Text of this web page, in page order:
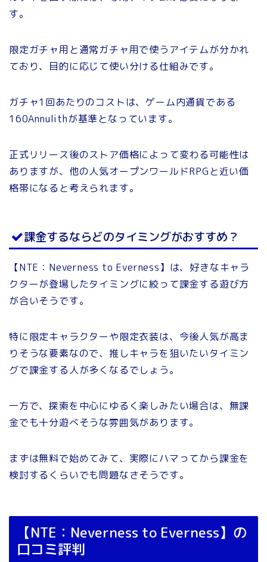
す。
限定ガチャ用と通常ガチャ用で使うアイテムが分かれ
ており、目的に応じて使い分ける仕組みです。
ガチャ1回あたりのコストは、ゲーム内通貨である
160Annulithが基準となっています。
正式リリース後のストア価格によって変わる可能性は
ありますが、他の人気オープンワールドRPGと近い価
格帯になると考えられます。
課金するならどのタイミングがおすすめ？
【NTE：Neverness to Everness】は、好きなキャラ
クターが登場したタイミングに絞って課金する遊び方
が合いそうです。
特に限定キャラクターや限定衣装は、今後人気が高ま
りそうな要素なので、推しキャラを狙いたいタイミン
グで課金する人が多くなるでしょう。
一方で、探索を中心にゆるく楽しみたい場合は、無課
金でも十分遊べそうな雰囲気があります。
まずは無料で始めてみて、実際にハマってから課金を
検討するくらいでも問題なさそうです。
【NTE：Neverness to Everness】の
口コミ評判